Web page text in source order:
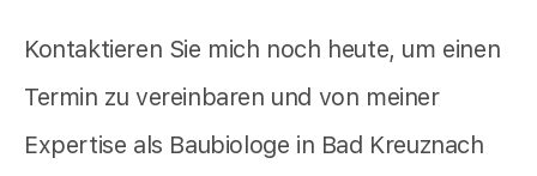
Kontaktieren Sie mich noch heute, um einen
Termin zu vereinbaren und von meiner
Expertise als Baubiologe in Bad Kreuznach